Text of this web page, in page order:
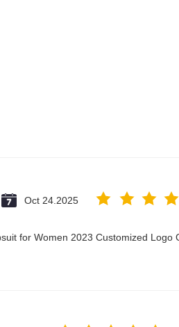
Oct 24.2025
for Women 2023 Customized Logo